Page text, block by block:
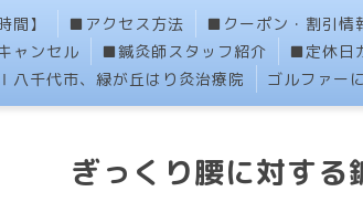
間】 ■アクセス方法 ■クーポン・割引情
ャンセル
■鍼灸師スタッフ紹介 ■定休日
八千代市、緑が丘はり灸治療院
ゴルファー
ぎっくり腰に対する